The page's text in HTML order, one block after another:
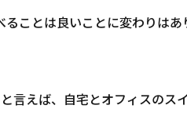
ことは良いことに変わりはあ
言えば、自宅とオフィスのス